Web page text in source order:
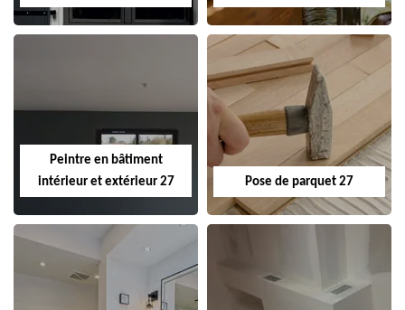
Peintre en bâtiment
intérieur et extérieur 27
Pose de parquet 27